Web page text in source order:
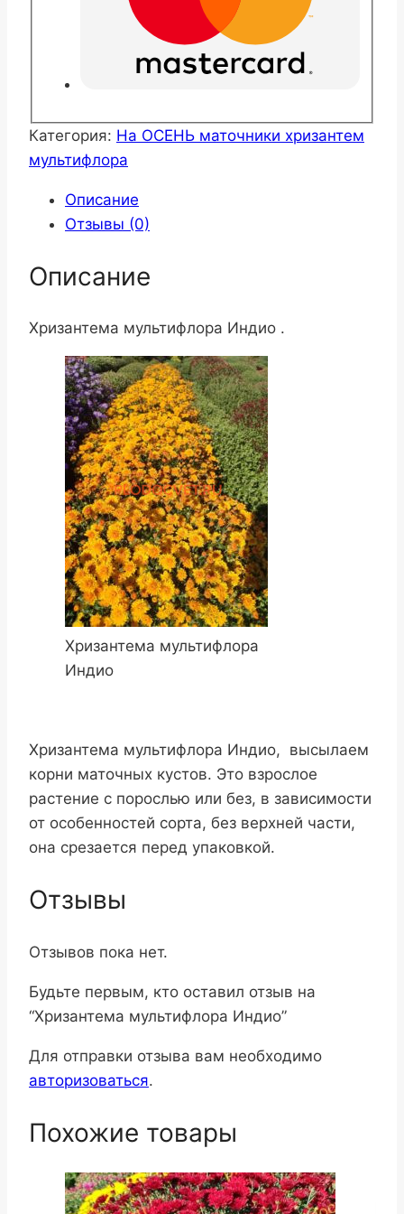
Категория: На ОСЕНЬ маточники хризантем
мультифлора
Описание
Отзывы (0)
Описание
Хризантема мультифлора Индио .
Хризантема мультифлора
Индио
Хризантема мультифлора Индио, высылаем
корни маточных кустов. Это взрослое
растение с порослью или без, в зависимости
от особенностей сорта, без верхней части,
она срезается перед упаковкой.
Отзывы
Отзывов пока нет.
Будьте первым, кто оставил отзыв на
“Хризантема мультифлора Индио”
Для отправки отзыва вам необходимо
авторизоваться.
Похожие товары